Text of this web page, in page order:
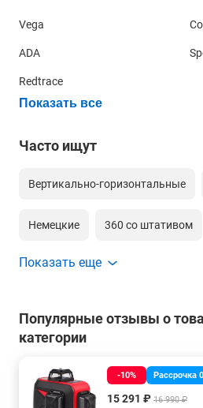
Vega
ADA
Redtrace
Показать все
Часто ищут
Вертикально-горизонтальные
Немецкие 360 со штативом
360 градусов 4д зеленый луч
16 лучей
Зеленые самовыравнивающиеся
Показать еще
Популярные отзывы о
категории
-10% Рассрочка
15 291 ₽ 16 990 ₽